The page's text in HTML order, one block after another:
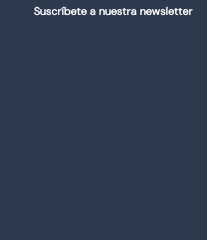
Suscríbete a nuestra newsletter